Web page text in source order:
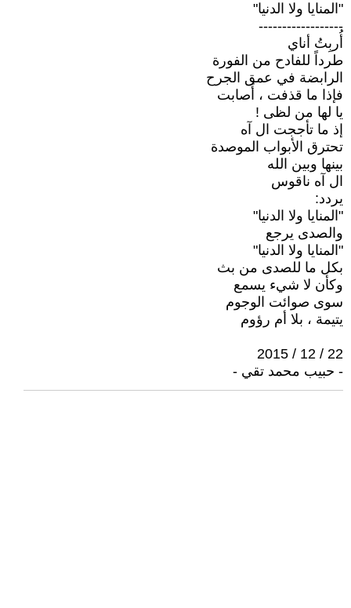
"المنايا ولا الدنيا"
------------------
أُربِتُ أناي
طرداً للفادح من الفورة
الرابضة في عمق الجرح
فإذا ما قذفت ، أَصابت
يا لها من لظى !
إذ ما تأججت ال آه
تحترق الأبواب الموصدة
بينها وبين الله
ال آه ناقوس
يردد:
"المنايا ولا الدنيا"
والصدى يرجع
"المنايا ولا الدنيا"
بكل ما للصدى من بث
وكأن لا شيء يسمع
سوى صوائت الوجوم
يتيمة ، بلا أم رؤوم
22 / 12 / 2015
- حبيب محمد تقي -